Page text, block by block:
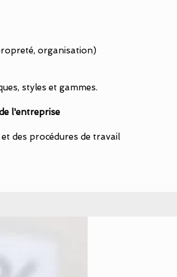
organisation)
styles et gammes.
l'entreprise
des procédures de travail